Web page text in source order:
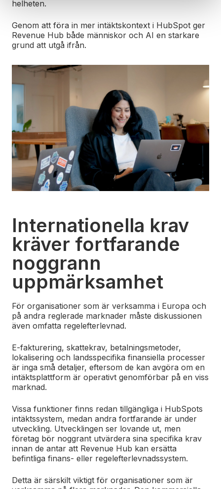
helheten.
Genom att föra in mer intäktskontext i HubSpot ger
Revenue Hub både människor och AI en starkare
grund att utgå ifrån.
Internationella krav
kräver fortfarande
noggrann
uppmärksamhet
För organisationer som är verksamma i Europa och
på andra reglerade marknader måste diskussionen
även omfatta regelefterlevnad.
E-fakturering, skattekrav, betalningsmetoder,
lokalisering och landsspecifika finansiella processer
är inga små detaljer, eftersom de kan avgöra om en
intäktsplattform är operativt genomförbar på en viss
marknad.
Vissa funktioner finns redan tillgängliga i HubSpots
intäktssystem, medan andra fortfarande är under
utveckling. Utvecklingen ser lovande ut, men
företag bör noggrant utvärdera sina specifika krav
innan de antar att Revenue Hub kan ersätta
befintliga finans- eller regelefterlevnadssystem.
Detta är särskilt viktigt för organisationer som är